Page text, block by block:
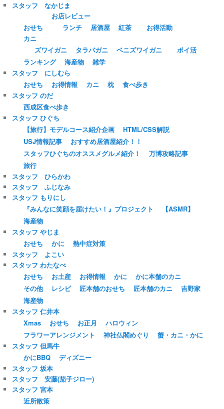
スタッフ なかじま
おせち
お店レビュー
ランチ
居酒屋 紅茶
お得活動
カニ
ズワイガニ
タラバガニ ベニズワイガニ
ポイ活
ランキング
海産物
雑学
スタッフ にしむら
おせち
お得情報 カニ 枕
食べ歩き
スタッフ のだ
西成区食べ歩き
スタッフ ひぐち
【旅行】モデルコース紹介企画
HTML/CSS解説
USJ情報記事
おすすめ居酒屋紹介！！
スタッフひぐちのオススメグルメ紹介！
万博攻略記事
旅行
スタッフ ひらかわ
スタッフ ふじなみ
スタッフ もりにし
『みんなに笑顔を届けたい！』プロジェクト
【ASMR】
海産物
スタッフ やじま
おせち
かに
熱中症対策
スタッフ よこい
スタッフ わたなべ
おせち
お土産 お得情報 かに
かに本舗のカニ
その他
レシピ 匠本舗のおせち 匠本舗のカニ
吉野家
海産物
スタッフ 仁井本
Xmas
おせち お正月
ハロウィン
フラワーアレンジメント
神社仏閣めぐり
蟹・カニ・かに
スタッフ 但馬牛
かにBBQ
ディズニー
スタッフ 坂本
スタッフ 安藤(茄子ジロー)
スタッフ 宮本
近所散策